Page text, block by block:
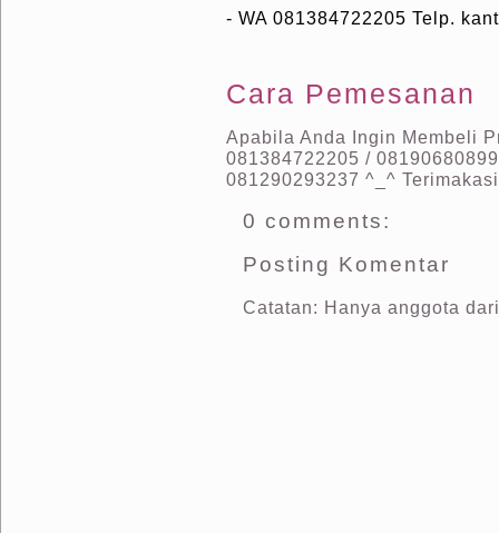
- WA 081384722205 Telp.
Cara Pemesanan
Apabila Anda Ingin Membeli
081384722205 /
081290293237 ^_^
0 comments:
Posting Komentar
Catatan: Hanya anggota